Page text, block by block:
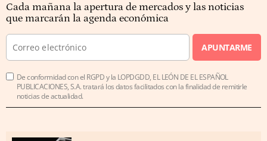
Cada mañana la apertura de mercados y las noticias
que marcarán la agenda económica
APUNTARME
De conformidad con el RGPD y la LOPDGDD, EL LEÓN DE EL ESPAÑOL
PUBLICACIONES, S.A. tratará los datos facilitados con la finalidad de remitirle
noticias de actualidad.